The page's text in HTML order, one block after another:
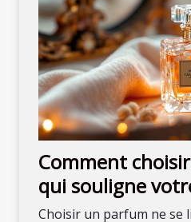
Comment
qui souligne
personnalité?
Choisir un parfum ne se